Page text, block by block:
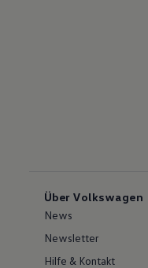
Über Volkswagen
News
Newsletter
Hilfe & Kontakt